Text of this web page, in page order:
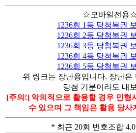
☆모바일전용
1236회 1등 당첨복권
1236회 2등 당첨복권
1236회 3등 당첨복권
1236회 4등 당첨복권
1236회 5등 당첨복권
위 링크는 장난용입니다. 장난은
당첨 기분이라도 내
[주의!] 악의적으로 활용할 경우 민형
수 있으며 그 책임은 활용 당사
* 최근 20회 번호조합